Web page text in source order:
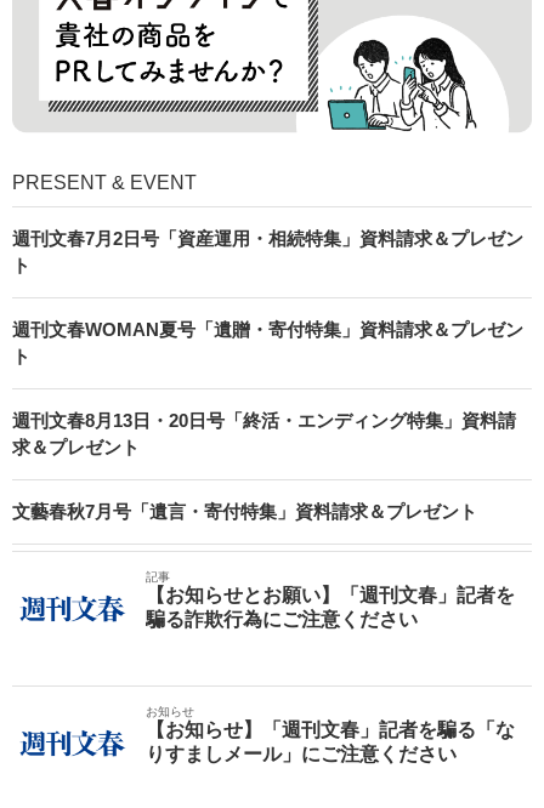
PRESENT & EVENT
週刊文春7月2日号「資産運用・相続特集」資料請求＆プレゼン
ト
週刊文春WOMAN夏号「遺贈・寄付特集」資料請求＆プレゼン
ト
週刊文春8月13日・20日号「終活・エンディング特集」資料請
求＆プレゼント
文藝春秋7月号「遺言・寄付特集」資料請求＆プレゼント
記事
【お知らせとお願い】「週刊文春」記者を
騙る詐欺行為にご注意ください
お知らせ
【お知らせ】「週刊文春」記者を騙る「な
りすましメール」にご注意ください